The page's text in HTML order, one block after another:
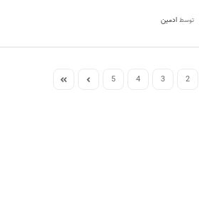
توسطادمین
2
3
4
5